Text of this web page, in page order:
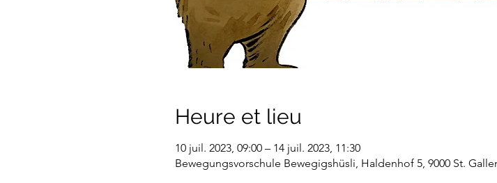
Heure et lieu
10 juil. 2023, 09:00 – 14 juil. 2023, 11:30
Bewegungsvorschule Bewegigshüsli, Haldenhof 5, 9000 St.